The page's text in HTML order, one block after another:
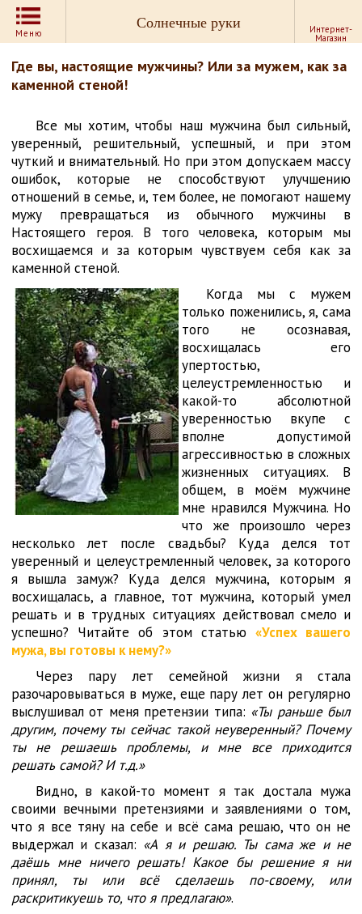
Меню
Солнечные руки Интернет-
Магазин
Где вы, настоящие мужчины? Или за мужем, как за
каменной стеной!
Все мы хотим, чтобы наш мужчина был сильный,
уверенный, решительный, успешный, и при этом
чуткий и внимательный. Но при этом допускаем массу
ошибок, которые не способствуют улучшению
отношений в семье, и, тем более, не помогают нашему
мужу превращаться из обычного мужчины в
Настоящего героя. В того человека, которым мы
восхищаемся и за которым чувствуем себя как за
каменной стеной.
Когда мы с мужем
только поженились, я, сама
того не осознавая,
восхищалась его
упертостью,
целеустремленностью и
какой-то абсолютной
уверенностью вкупе с
вполне допустимой
агрессивностью в сложных
жизненных ситуациях. В
общем, в моём мужчине
мне нравился Мужчина. Но
что же произошло через
несколько лет после свадьбы? Куда делся тот
уверенный и целеустремленный человек, за которого
я вышла замуж? Куда делся мужчина, которым я
восхищалась, а главное, тот мужчина, который умел
решать и в трудных ситуациях действовал смело и
успешно? Читайте об этом статью «Успех вашего
мужа, вы готовы к нему?»
Через пару лет семейной жизни я стала
разочаровываться в муже, еще пару лет он регулярно
выслушивал от меня претензии типа: «Ты раньше был
другим, почему ты сейчас такой неуверенный? Почему
ты не решаешь проблемы, и мне все приходится
решать самой? И т.д.»
Видно, в какой-то момент я так достала мужа
своими вечными претензиями и заявлениями о том,
что я все тяну на себе и всё сама решаю, что он не
выдержал и сказал: «А я и решаю. Ты сама же и не
даёшь мне ничего решать! Какое бы решение я ни
принял, ты или всё сделаешь по-своему, или
раскритикуешь то, что я предлагаю».